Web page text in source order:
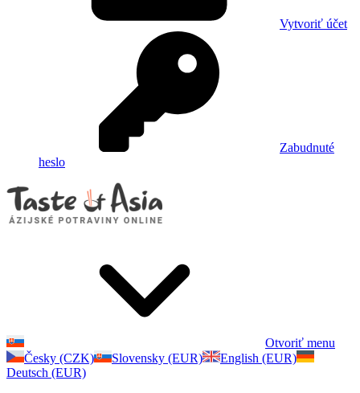
Vytvoriť účet
Zabudnuté
heslo
Otvoriť menu
Česky (CZK)
Slovensky (EUR)
English (EUR)
Deutsch (EUR)